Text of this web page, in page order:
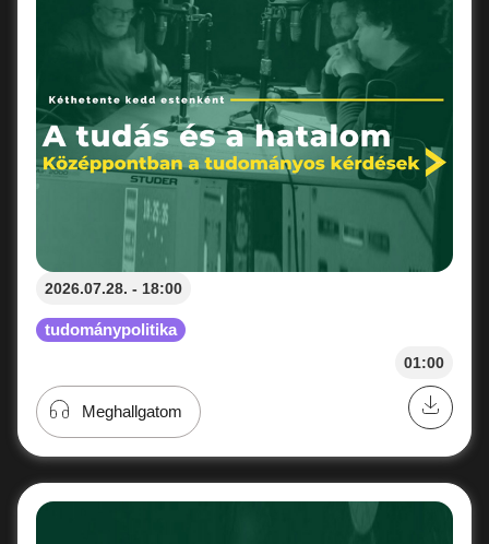
2026.07.28. - 18:00
tudománypolitika
01:00
Meghallgatom